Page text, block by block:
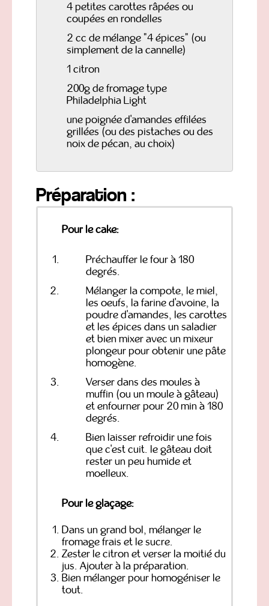
4 petites carottes râpées ou
coupées en rondelles
2 cc de mélange "4 épices" (ou
simplement de la cannelle)
1 citron
200g de fromage type
Philadelphia Light
une poignée d'amandes effilées
grillées (ou des pistaches ou des
noix de pécan, au choix)
Préparation :
Pour le cake:
Préchauffer le four à 180
degrés.
Mélanger la compote, le miel,
les oeufs, la farine d'avoine, la
poudre d'amandes, les carottes
et les épices dans un saladier
et bien mixer avec un mixeur
plongeur pour obtenir une pâte
homogène.
Verser dans des moules à
muffin (ou un moule à gâteau)
et enfourner pour 20 min à 180
degrés.
Bien laisser refroidir une fois
que c'est cuit. le gâteau doit
rester un peu humide et
moelleux.
Pour le glaçage:
Dans un grand bol, mélanger le
fromage frais et le sucre.
Zester le citron et verser la moitié du
jus. Ajouter à la préparation.
Bien mélanger pour homogéniser le
tout.